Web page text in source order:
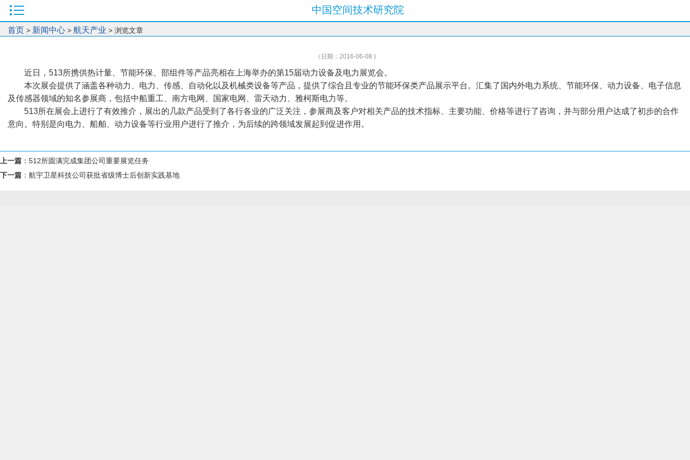
中国空间技术研究院
首页 > 新闻中心 > 航天产业 > 浏览文章
（日期：2016-06-08 )
近日，513所携供热计量、节能环保、部组件等产品亮相在上海举办的第15届动力设备及电力展览会。
本次展会提供了涵盖各种动力、电力、传感、自动化以及机械类设备等产品，提供了综合且专业的节能环保类产品展示平台。汇集了国内外电力系统、节能环保、动力设备、电子信息
及传感器领域的知名参展商，包括中船重工、南方电网、国家电网、雷天动力、雅柯斯电力等。
513所在展会上进行了有效推介，展出的几款产品受到了各行各业的广泛关注，参展商及客户对相关产品的技术指标、主要功能、价格等进行了咨询，并与部分用户达成了初步的合作
意向。特别是向电力、船舶、动力设备等行业用户进行了推介，为后续的跨领域发展起到促进作用。
上一篇 ： 512所圆满完成集团公司重要展览任务
下一篇 ： 航宇卫星科技公司获批省级博士后创新实践基地